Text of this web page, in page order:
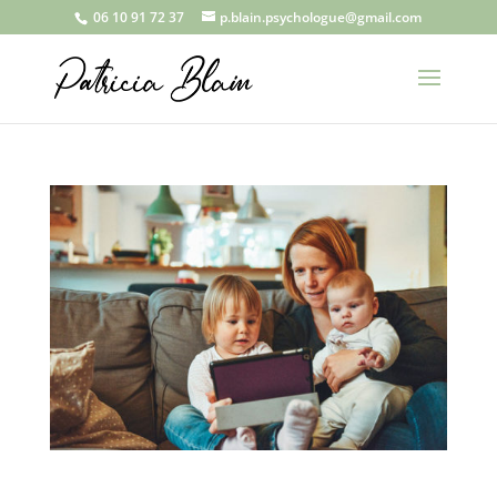
06 10 91 72 37 p.blain.psychologue@gmail.com